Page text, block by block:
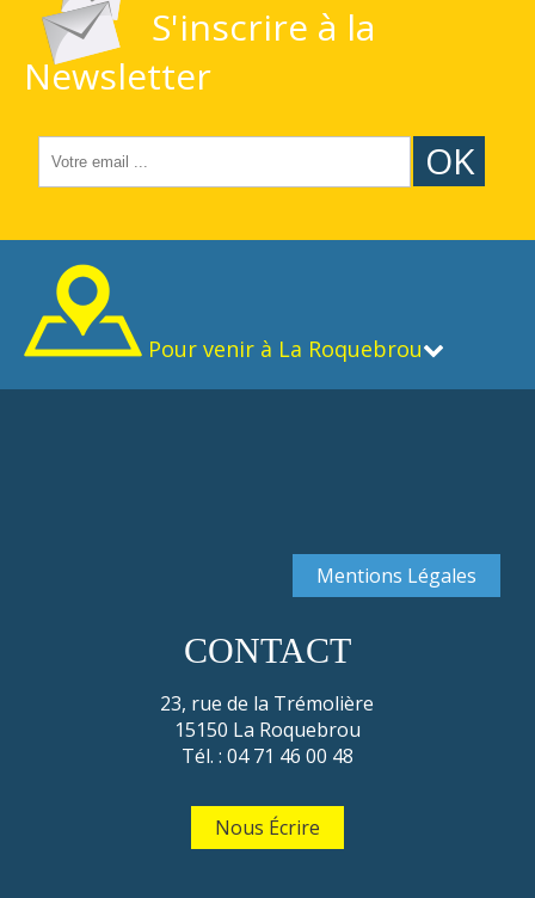
S'inscrire à la
Newsletter
OK
Pour venir à La Roquebrou
Mentions Légales
CONTACT
23, rue de la Trémolière
15150 La Roquebrou
Tél. : 04 71 46 00 48
Nous Écrire